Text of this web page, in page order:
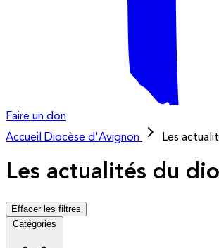
Faire un don
Accueil
Diocèse d'Avignon Les
Les actualités du
Effacer les filtres
Catégories